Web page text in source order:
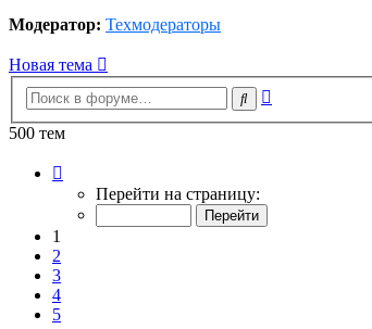
Модератор: Техмодераторы
Новая тема
Поиск
500 тем
Перейти на страницу:
1
2
3
4
5